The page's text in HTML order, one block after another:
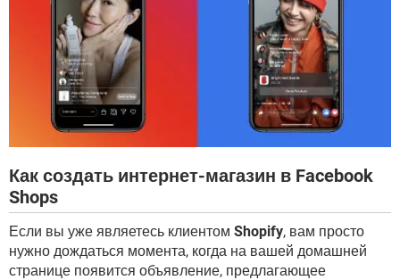
Как создать интернет-магазин в Facebook
Shops
Если вы уже являетесь клиентом Shopify, вам просто
нужно дождаться момента, когда на вашей домашней
странице появится объявление, предлагающее